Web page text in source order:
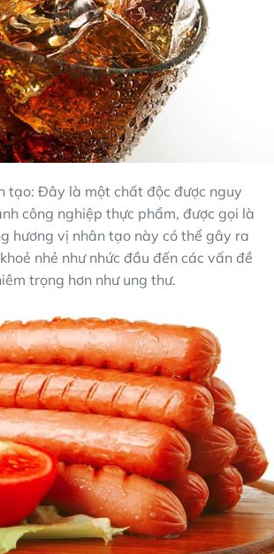
tạo: Đây là một chất độc được nguy
công nghiệp thực phẩm, được gọi là
hương vị nhân tạo này có thể gây ra
nhẻ như nhức đầu đến các vấn đề
trọng hơn như ung thư.